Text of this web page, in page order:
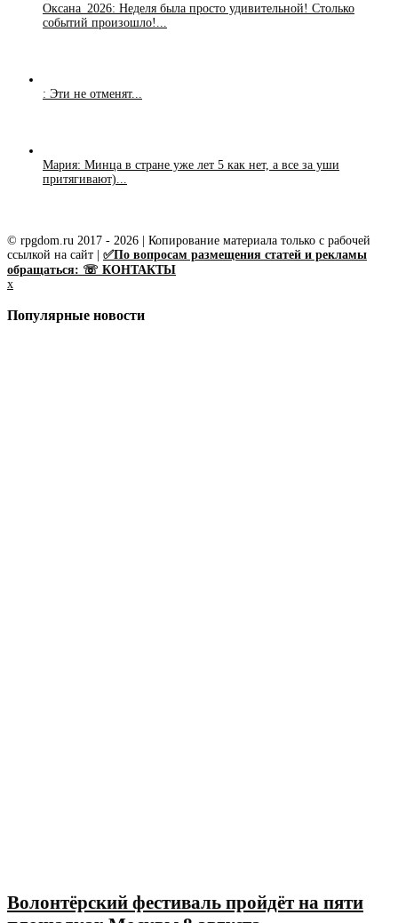
Оксана_2026: Неделя была просто удивительной! Столько
событий произошло!...
: Эти не отменят...
Мария: Минца в стране уже лет 5 как нет, а все за уши
притягивают)...
© rpgdom.ru 2017 - 2026 | Копирование материала только с рабочей
ссылкой на сайт | ✅По вопросам размещения статей и рекламы
обращаться: ☏ КОНТАКТЫ
x
Популярные новости
Волонтёрский фестиваль пройдёт на пяти